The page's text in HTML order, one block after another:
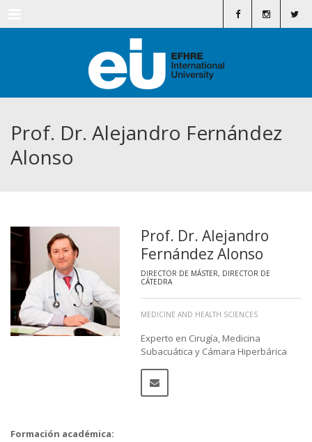
Prof. Dr. Alejandro Fernández
Alonso
Prof. Dr. Alejandro
Fernández Alonso
DIRECTOR DE MÁSTER, DIRECTOR DE
CÁTEDRA
MEDICINE AND HEALTH SCIENCES
Experto en Cirugía, Medicina
Subacuática y Cámara Hiperbárica
Formación académica: